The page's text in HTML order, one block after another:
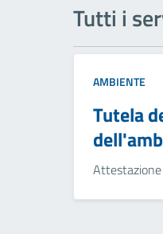
Tutti i
AMBIENTE
Tutela